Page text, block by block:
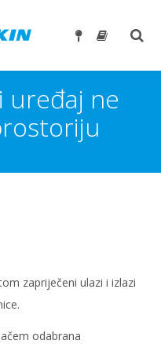
uređaj ne
zapriječeni ulazi i izlazi
odabrana